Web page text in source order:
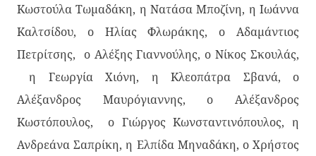
Κωστούλα Τωμαδάκη, η Νατάσα Μποζίνη, η Ιωάννα
Καλτσίδου, ο Ηλίας Φλωράκης, ο Αδαμάντιος
Πετρίτσης, ο Αλέξης Γιαννούλης, ο Νίκος Σκουλάς,
η Γεωργία Χιόνη, η Κλεοπάτρα Σβανά, ο
Αλέξανδρος Μαυρόγιαννης, ο Αλέξανδρος
Κωστόπουλος, ο Γιώργος Κωνσταντινόπουλος, η
Ανδρεάνα Σαπρίκη, η Ελπίδα Μηναδάκη, ο Χρήστος